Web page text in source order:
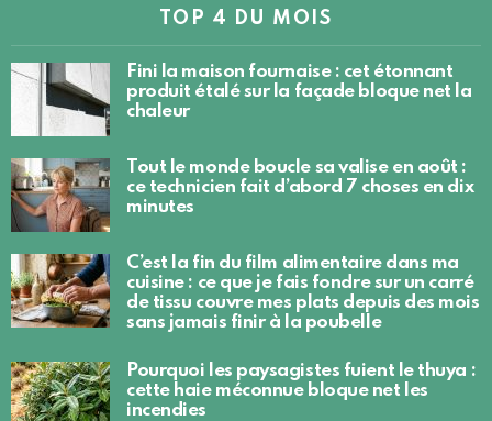
TOP 4 DU MOIS
Fini la maison fournaise : cet étonnant
produit étalé sur la façade bloque net la
chaleur
Tout le monde boucle sa valise en août :
ce technicien fait d’abord 7 choses en dix
minutes
C’est la fin du film alimentaire dans ma
cuisine : ce que je fais fondre sur un carré
de tissu couvre mes plats depuis des mois
sans jamais finir à la poubelle
Pourquoi les paysagistes fuient le thuya :
cette haie méconnue bloque net les
incendies